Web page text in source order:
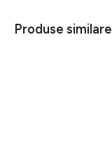
Produse similare